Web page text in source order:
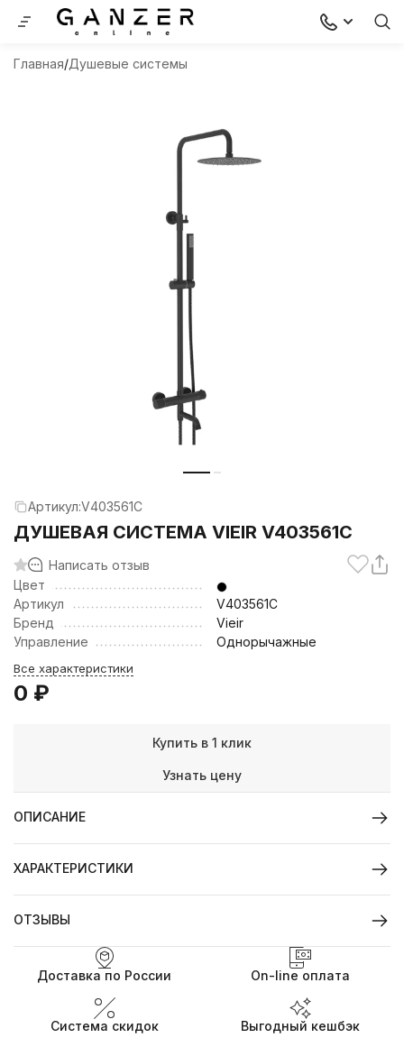
Главная Душевые системы
Артикул:V403561C
ДУШЕВАЯ СИСТЕМА VIEIR V403561C
Написать отзыв
Цвет
Артикул
V403561C
Бренд
Vieir
Управление
Однорычажные
Все характеристики
0 ₽
Купить в 1 клик
Узнать цену
ОПИСАНИЕ
ХАРАКТЕРИСТИКИ
ОТЗЫВЫ
Доставка по России On-line оплата
Система скидок Выгодный кешбэк